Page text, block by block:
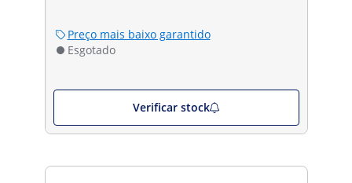
Preço mais baixo garantido
Esgotado
Verificar stock